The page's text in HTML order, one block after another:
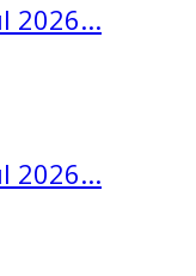
2026...
2026...